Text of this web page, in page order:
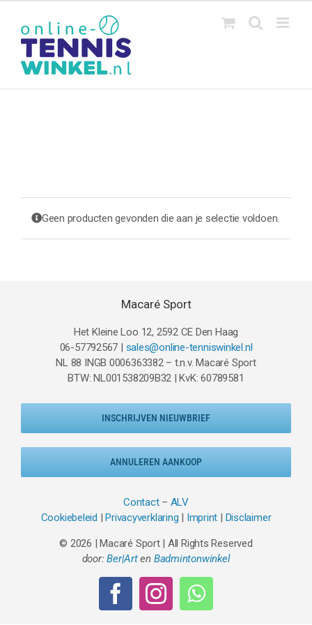
inhoud
Geen producten gevonden die aan je selectie voldoen.
Macaré Sport
Het Kleine Loo 12, 2592 CE Den Haag
06-57792567 | sales@online-tenniswinkel.nl
NL 88 INGB 0006363382 – t.n.v. Macaré Sport
BTW: NL001538209B32 | KvK: 60789581
INSCHRIJVEN NIEUWBRIEF
ANNULEREN AANKOOP
Contact– ALV
Cookiebeleid |Privacyverklaring | Imprint | Disclaimer
© 2026 | Macaré Sport | All Rights Reserved
door:Ber|Arten Badmintonwinkel